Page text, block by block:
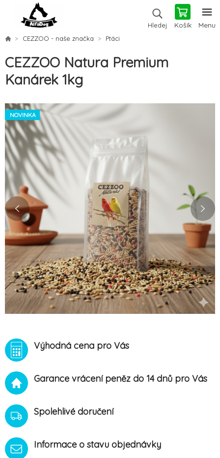
Hledej Košík Menu
CEZZOO - naše značka Ptáci
CEZZOO Natura Premium
Kanárek 1kg
NOVINKA
Výhodná cena pro Vás
Garance vrácení peněz do 14 dnů pro Vás
Spolehlivé doručení
Informace o stavu objednávky